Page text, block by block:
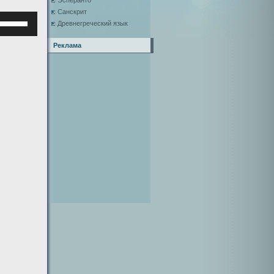
Санскрит
Древнегреческий язык
Реклама